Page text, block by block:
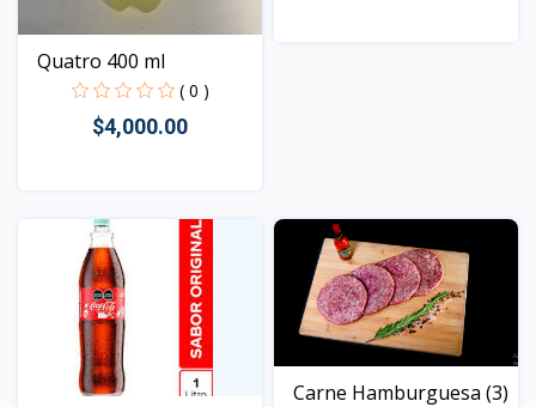
Quatro 400 ml
( 0 )
$4,000.00
Carne Hamburguesa (3)